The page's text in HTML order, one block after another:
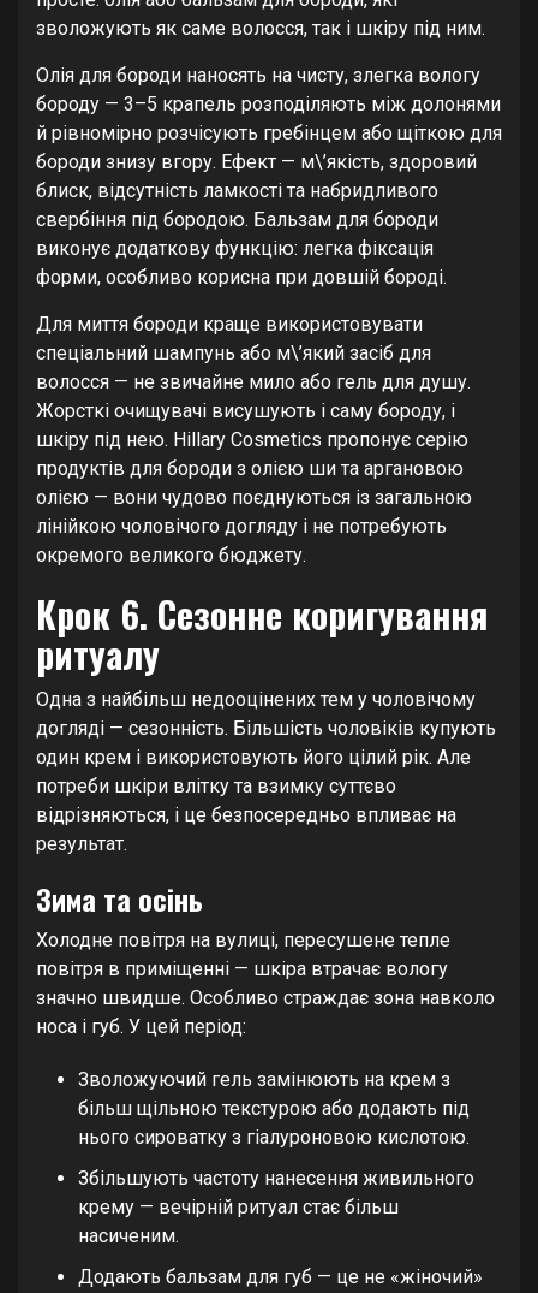
зволожують як саме волосся, так і шкіру під ним.
Олія для бороди наносять на чисту, злегка вологу
бороду — 3–5 крапель розподіляють між долонями
й рівномірно розчісують гребінцем або щіткою для
бороди знизу вгору. Ефект — м\’якість, здоровий
блиск, відсутність ламкості та набридливого
свербіння під бородою. Бальзам для бороди
виконує додаткову функцію: легка фіксація
форми, особливо корисна при довшій бороді.
Для миття бороди краще використовувати
спеціальний шампунь або м\’який засіб для
волосся — не звичайне мило або гель для душу.
Жорсткі очищувачі висушують і саму бороду, і
шкіру під нею. Hillary Cosmetics пропонує серію
продуктів для бороди з олією ши та аргановою
олією — вони чудово поєднуються із загальною
лінійкою чоловічого догляду і не потребують
окремого великого бюджету.
Крок 6. Сезонне коригування
ритуалу
Одна з найбільш недооцінених тем у чоловічому
догляді — сезонність. Більшість чоловіків купують
один крем і використовують його цілий рік. Але
потреби шкіри влітку та взимку суттєво
відрізняються, і це безпосередньо впливає на
результат.
Зима та осінь
Холодне повітря на вулиці, пересушене тепле
повітря в приміщенні — шкіра втрачає вологу
значно швидше. Особливо страждає зона навколо
носа і губ. У цей період:
Зволожуючий гель замінюють на крем з
більш щільною текстурою або додають під
нього сироватку з гіалуроновою кислотою.
Збільшують частоту нанесення живильного
крему — вечірній ритуал стає більш
насиченим.
Додають бальзам для губ — це не «жіночий»